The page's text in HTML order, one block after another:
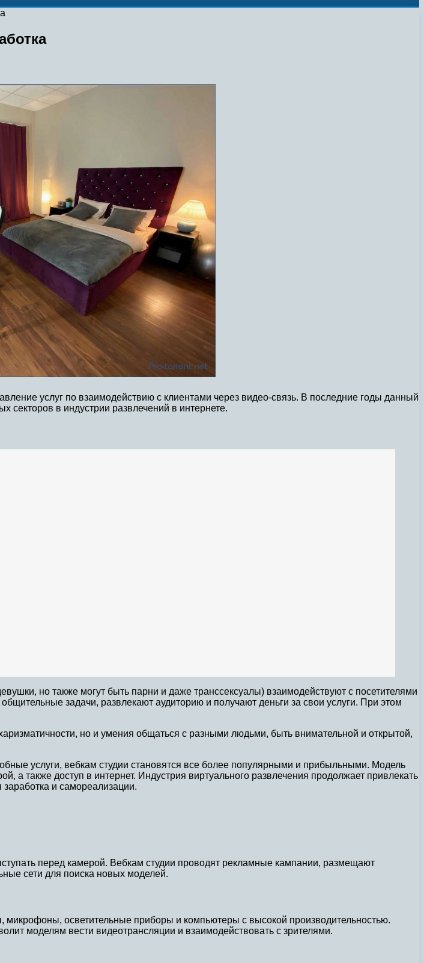
услуг по взаимодействию с клиентами через видео-связь. В последние годы данный
секторов в индустрии развлечений в интернете.
но также могут быть парни и даже транссексуалы) взаимодействуют с посетителями
задачи, развлекают аудиторию и получают деньги за свои услуги. При этом
но и умения общаться с разными людьми, быть внимательной и открытой,
услуги, вебкам студии становятся все более популярными и прибыльными. Модель
а также доступ в интернет. Индустрия виртуального развлечения продолжает привлекать
и самореализации.
перед камерой. Вебкам студии проводят рекламные кампании, размещают
сети для поиска новых моделей.
осветительные приборы и компьютеры с высокой производительностью.
моделям вести видеотрансляции и взаимодействовать с зрителями.